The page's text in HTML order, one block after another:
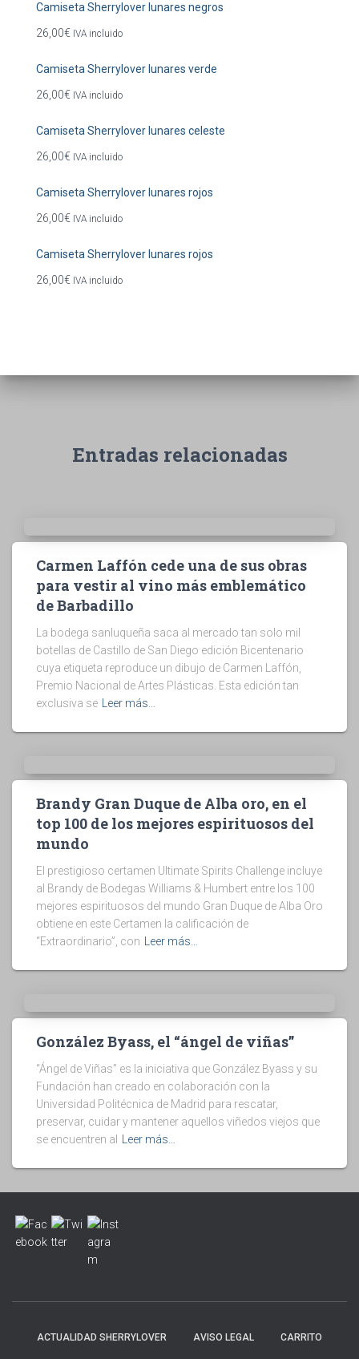
Camiseta Sherrylover lunares negros
26,00€ IVA incluido
Camiseta Sherrylover lunares verde
26,00€ IVA incluido
Camiseta Sherrylover lunares celeste
26,00€ IVA incluido
Camiseta Sherrylover lunares rojos
26,00€ IVA incluido
Camiseta Sherrylover lunares rojos
26,00€ IVA incluido
Entradas relacionadas
Carmen Laffón cede una de sus obras
para vestir al vino más emblemático
de Barbadillo
La bodega sanluqueña saca al mercado tan solo mil
botellas de Castillo de San Diego edición Bicentenario
cuya etiqueta reproduce un dibujo de Carmen Laffón,
Premio Nacional de Artes Plásticas. Esta edición tan
exclusiva se
Leer más…
Brandy Gran Duque de Alba oro, en el
top 100 de los mejores espirituosos del
mundo
El prestigioso certamen Ultimate Spirits Challenge incluye
al Brandy de Bodegas Williams & Humbert entre los 100
mejores espirituosos del mundo Gran Duque de Alba Oro
obtiene en este Certamen la calificación de
“Extraordinario”, con
Leer más…
González Byass, el “ángel de viñas”
“Ángel de Viñas” es la iniciativa que González Byass y su
Fundación han creado en colaboración con la
Universidad Politécnica de Madrid para rescatar,
preservar, cuidar y mantener aquellos viñedos viejos que
se encuentren al
Leer más…
ACTUALIDAD SHERRYLOVER AVISO LEGAL CARRITO